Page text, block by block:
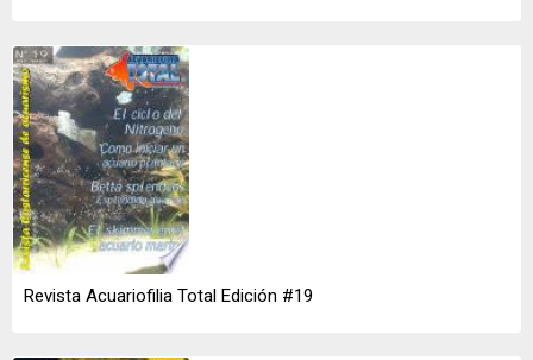
Revista Acuariofilia Total Edición #19